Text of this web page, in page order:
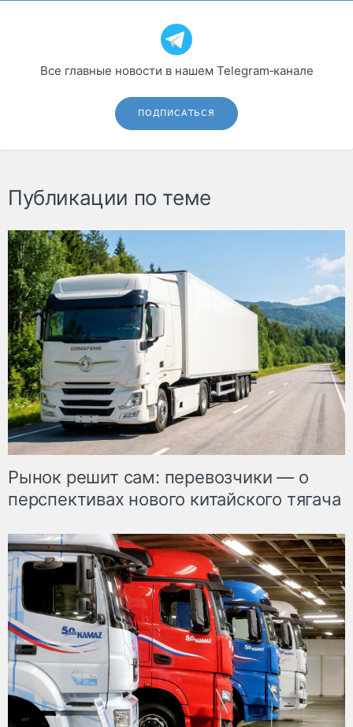
Все главные новости в нашем Telegram‑канале
ПОДПИСАТЬСЯ
Публикации по теме
Рынок решит сам: перевозчики — о
перспективах нового китайского тягача